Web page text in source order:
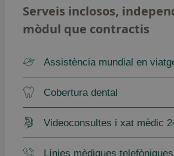
Serveis inclosos,
mòdul que contractis
Assistència mundial en
Cobertura dental
Videoconsultes i xat mèdic
Línies mèdiques telefòniques